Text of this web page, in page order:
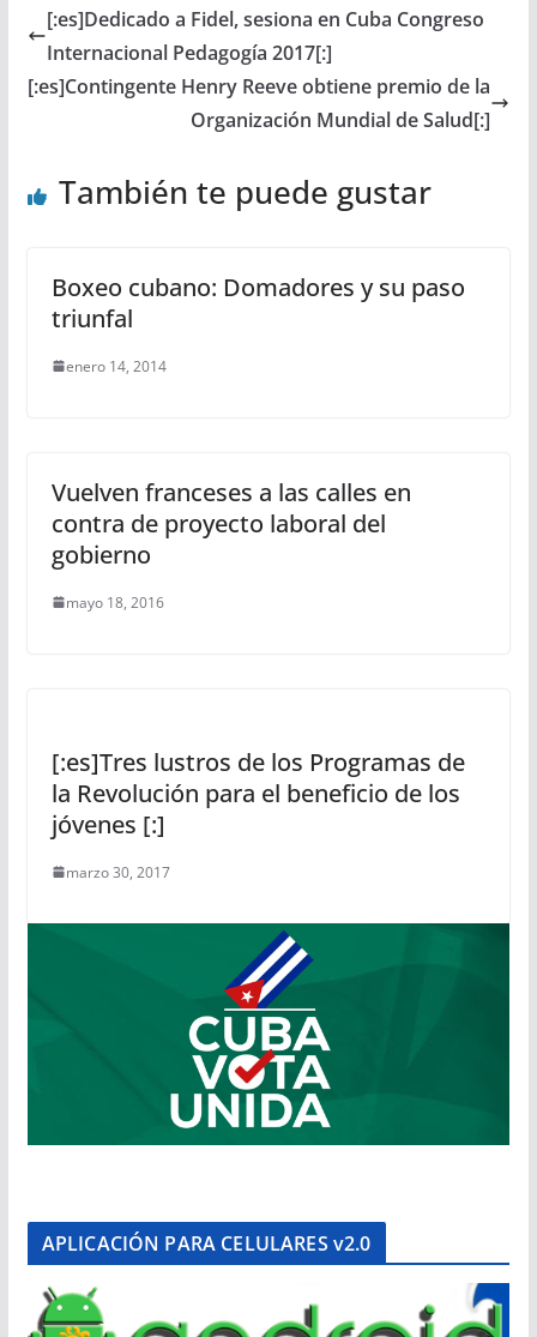
[:es]Dedicado a Fidel, sesiona en Cuba Congreso
Internacional Pedagogía 2017[:]
[:es]Contingente Henry Reeve obtiene premio de la
Organización Mundial de Salud[:]
También te puede gustar
Boxeo cubano: Domadores y su paso
triunfal
enero 14, 2014
Vuelven franceses a las calles en
contra de proyecto laboral del
gobierno
mayo 18, 2016
[:es]Tres lustros de los Programas de
la Revolución para el beneficio de los
jóvenes [:]
marzo 30, 2017
APLICACIÓN PARA CELULARES v2.0